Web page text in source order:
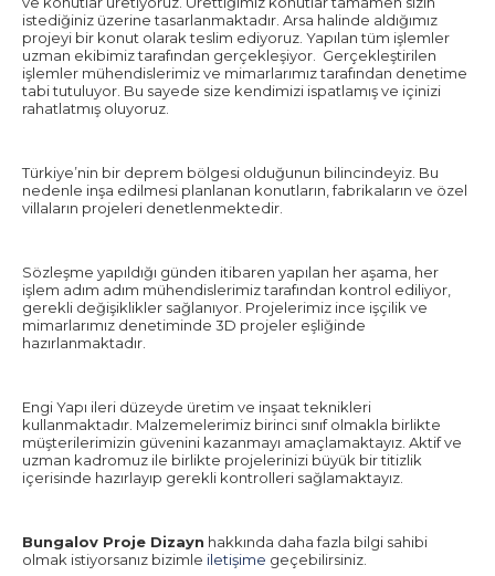
istediğiniz üzerine tasarlanmaktadır. Arsa halinde aldığımız
projeyi bir konut olarak teslim ediyoruz. Yapılan tüm işlemler
uzman ekibimiz tarafından gerçekleşiyor. Gerçekleştirilen
işlemler mühendislerimiz ve mimarlarımız tarafından denetime
tabi tutuluyor. Bu sayede size kendimizi ispatlamış ve içinizi
rahatlatmış oluyoruz.
Türkiye’nin bir deprem bölgesi olduğunun bilincindeyiz. Bu
nedenle inşa edilmesi planlanan konutların, fabrikaların ve özel
villaların projeleri denetlenmektedir.
Sözleşme yapıldığı günden itibaren yapılan her aşama, her
işlem adım adım mühendislerimiz tarafından kontrol ediliyor,
gerekli değişiklikler sağlanıyor. Projelerimiz ince işçilik ve
mimarlarımız denetiminde 3D projeler eşliğinde
hazırlanmaktadır.
Engi Yapı ileri düzeyde üretim ve inşaat teknikleri
kullanmaktadır. Malzemelerimiz birinci sınıf olmakla birlikte
müşterilerimizin güvenini kazanmayı amaçlamaktayız. Aktif ve
uzman kadromuz ile birlikte projelerinizi büyük bir titizlik
içerisinde hazırlayıp gerekli kontrolleri sağlamaktayız.
Bungalov Proje Dizayn hakkında daha fazla bilgi sahibi
olmak istiyorsanız bizimle iletişime geçebilirsiniz.